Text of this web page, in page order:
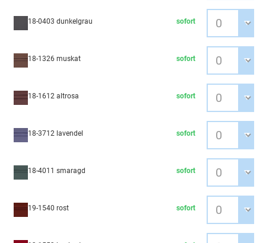
18-0403 dunkelgrau sofort
18-1326 muskat sofort
18-1612 altrosa sofort
18-3712 lavendel sofort
18-4011 smaragd sofort
19-1540 rost sofort